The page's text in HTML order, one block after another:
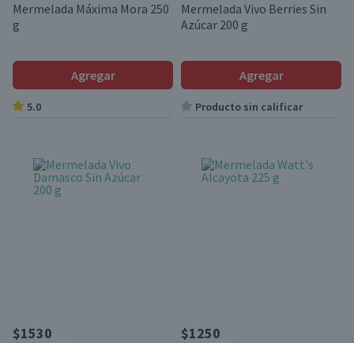
Mermelada Máxima Mora 250
g
Agregar
5.0
Mermelada Vivo Berries Sin
Azúcar 200 g
Agregar
Producto sin calificar
$1530 $1250